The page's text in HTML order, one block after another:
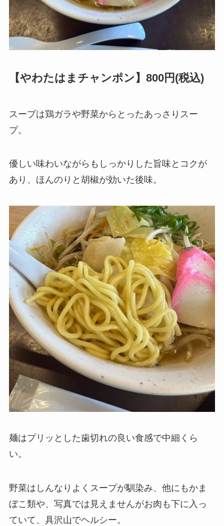
【やわたはまチャンポン】800円(税込)
スープは鶏ガラや野菜からとったあっさりスー
プ。
優しい味わいながらもしっかりした旨味とコクが
あり、ほんのりと胡椒が効いた後味。
麺はプリッとした歯切れの良い食感で中細くら
い。
野菜はしんなりよくスープが馴染み、他にもかま
ぼこ類や、写真では見えませんがお肉も下に入っ
ていて、具沢山でヘルシー。